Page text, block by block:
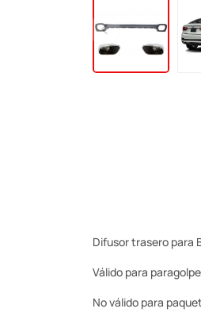
Difusor trasero para
Válido para
No válido para